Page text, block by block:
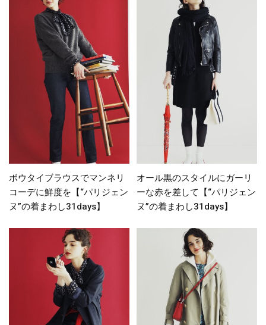
ボウタイブラウスでマンネリ
コーデに鮮度を【“パリジェン
ヌ”の着まわし31days】
オール黒のスタイルにガーリ
ーな赤を差して【“パリジェン
ヌ”の着まわし31days】